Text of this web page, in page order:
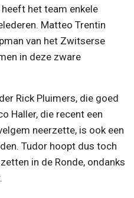
het team enkele
Matteo Trentin
van het Zwitserse
in deze zware
Rick Pluimers, die goed
Haller, die recent een
neerzette, is ook een
Tudor hoopt dus toch
in de Ronde, ondanks